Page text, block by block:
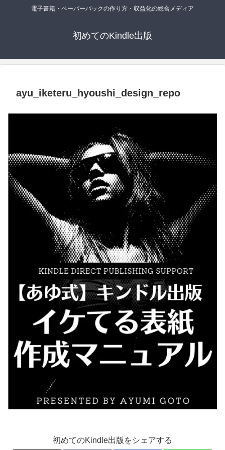
電子書籍・ペーパーバックの作り方・収益化の総合メディア
初めてのKindle出版
ayu_iketeru_hyoushi_design_repo
初めてのKindle出版をシェアする